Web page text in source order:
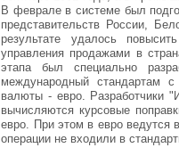
В феврале в системе был
представительств России,
результате удалось
управления продажами в
этапа был специально
международный стандартам
валюты - евро. Разработчики
вычисляются курсовые
евро. При этом в евро ведутся
операции не входили в